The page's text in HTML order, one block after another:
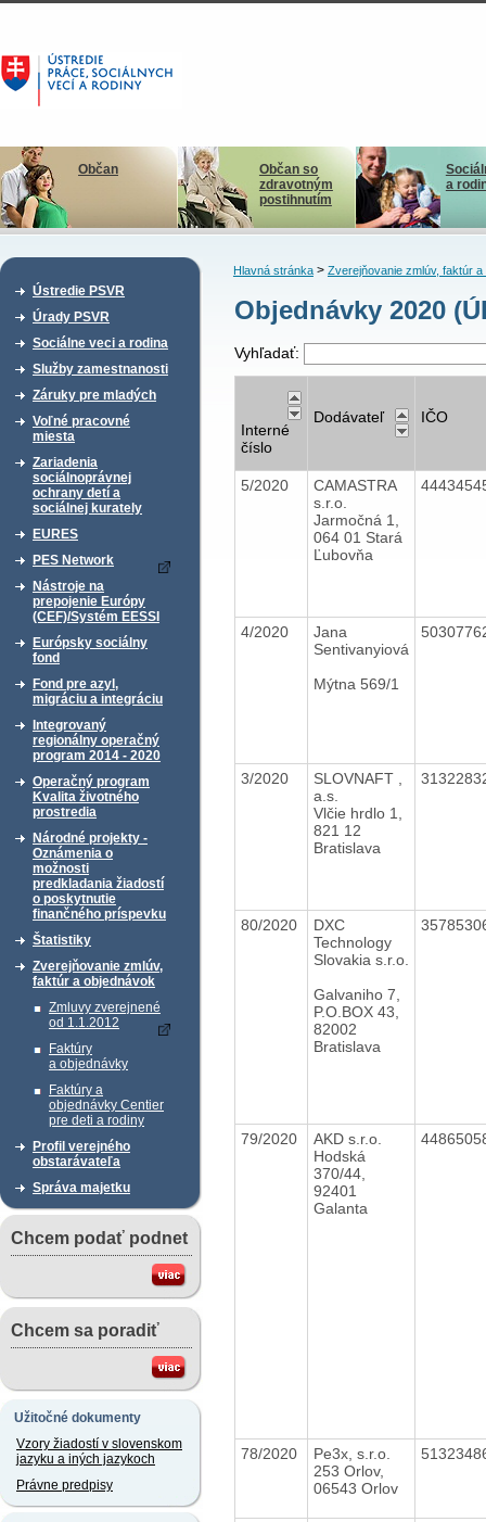
Občan
Občan so
zdravotným
postihnutím
a
Ústredie PSVR
Úrady PSVR
Sociálne veci a rodina
Služby zamestnanosti
Záruky pre mladých
Voľné pracovné
miesta
Zariadenia
sociálnoprávnej
ochrany detí a
sociálnej kurately
EURES
PES Network
Nástroje na
prepojenie Európy
(CEF)/Systém EESSI
Európsky sociálny
fond
Fond pre azyl,
migráciu a integráciu
Integrovaný
regionálny operačný
program 2014 - 2020
Operačný program
Kvalita životného
prostredia
Národné projekty -
Oznámenia o
možnosti
predkladania žiadostí
o poskytnutie
finančného príspevku
Štatistiky
Zverejňovanie zmlúv,
faktúr a objednávok
Zmluvy zverejnené
od 1.1.2012
Faktúry
a objednávky
Faktúry a
objednávky Centier
pre deti a rodiny
Profil verejného
obstarávateľa
Správa majetku
Chcem podať podnet
Chcem sa poradiť
Užitočné dokumenty
Vzory žiadostí v slovenskom
jazyku a iných jazykoch
Právne predpisy
Hlavná stránka> Zverejňovanie zmlúv, faktúr a
Objednávky 2020
Vyhľadať:
Interné
číslo
Dodávateľ IČO
5/2020
CAMASTRA
s.r.o.
Jarmočná 1,
064 01 Stará
Ľubovňa
4/2020
Jana
Sentivanyiová
Mýtna 569/1
3/2020
SLOVNAFT ,
a.s.
Vlčie hrdlo 1,
821 12
Bratislava
80/2020
DXC
Technology
Slovakia s.r.o.
Galvaniho 7,
P.O.BOX 43,
82002
Bratislava
79/2020
AKD s.r.o.
Hodská
370/44,
92401
Galanta
78/2020
Pe3x, s.r.o.
253 Orlov,
06543 Orlov